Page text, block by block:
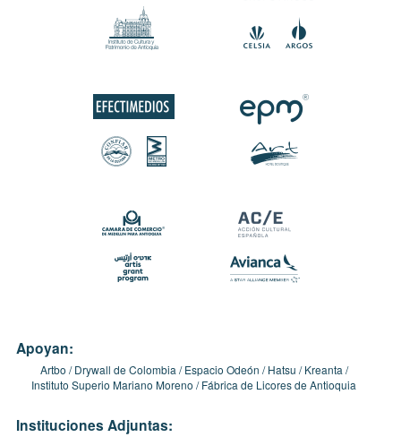
Apoyan:
Artbo Drywall de Colombia Espacio Odeón Hatsu
Kreanta
Instituto Superio Mariano Moreno
Fábrica de Licores de Antioquia
Instituciones Adjuntas: